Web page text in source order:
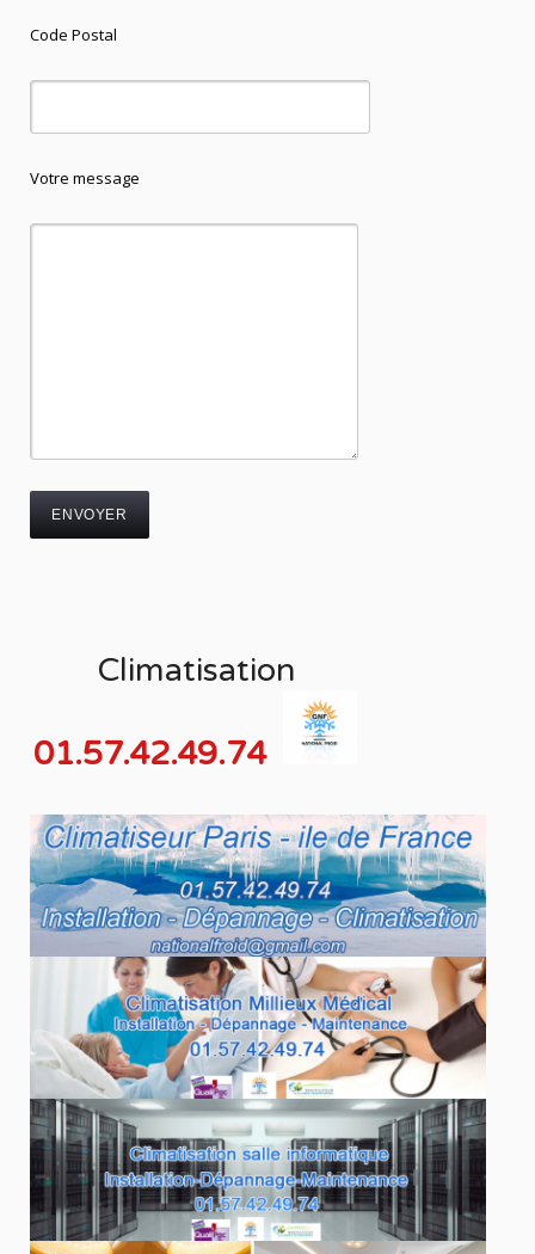
Code Postal
Votre message
Climatisation
01.57.42.49.74